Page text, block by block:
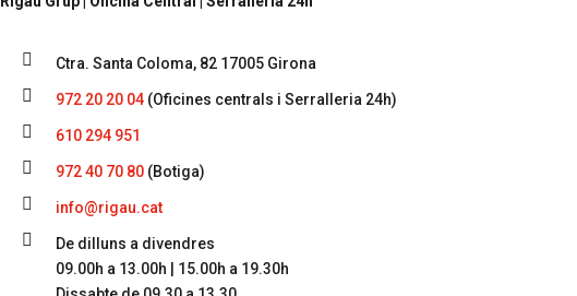
 Ctra. Santa Coloma, 82 17005 Girona
 972 20 20 04 (Oficines centrals i Serralleria 24h)
 610 294 951
 972 40 70 80 (Botiga)
 info@rigau.cat

De dilluns a divendres
09.00h a 13.00h | 15.00h a 19.30h